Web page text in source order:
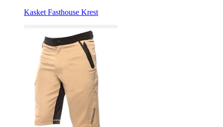
Kasket Fasthouse Krest